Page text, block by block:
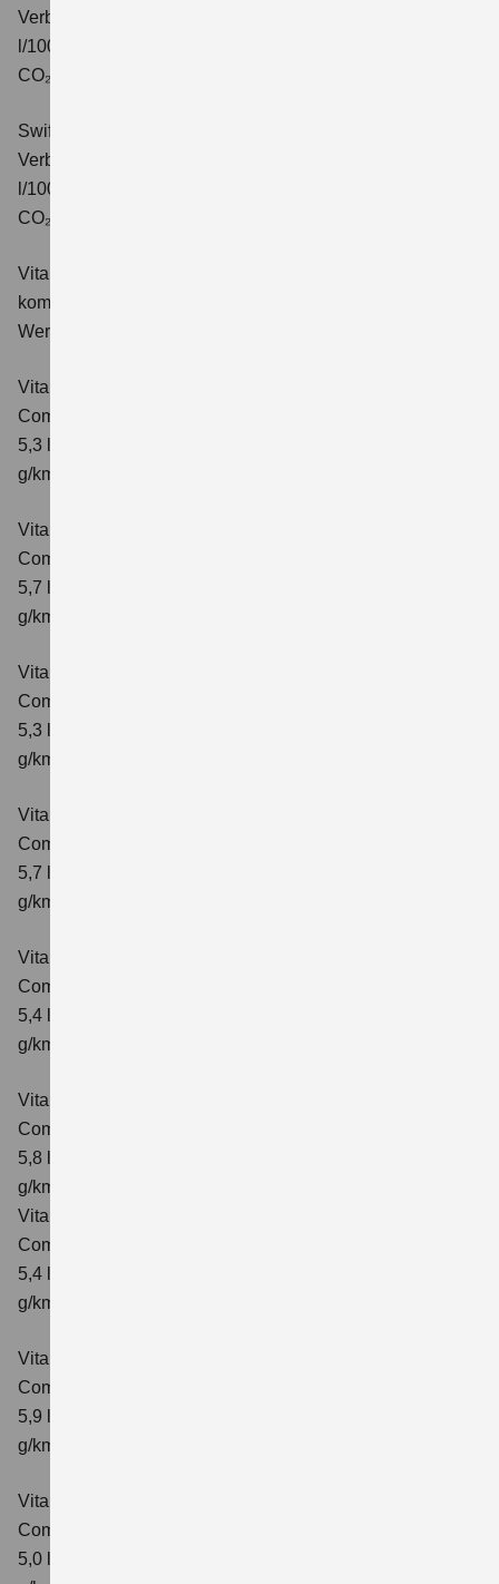
Verbrauchswerte: kombinierter Energieverbrauch 4,7
l/100km; kombinierter Wert der CO₂-Emission: 106 g/km;
CO₂-Klasse: C.
Swift 1.2 DUALJET HYBRID ALLGRIP Comfort+
Verbrauchswerte: kombinierter Energieverbrauch 4,9
l/100km; kombinierter Wert der CO₂-Emission: 110 g/km;
CO₂-Klasse: C.
Vitara 1.4 BOOSTERJET HYBRID Club
kombinierter Energieverbrauch 5,3 l/100km; kombinierter
Wert der CO₂-Emission: 119 g/km; CO₂-Klasse: D
Vitara 1.4 BOOSTERJET HYBRID
Comfort
5,3 l/100km; kombinierter Wert der CO₂-Emission: 119
g/km; CO₂-Klasse: D
Vitara 1.4 BOOSTERJET HYBRID AT
Comfort
5,7 l/100 km; kombinierter Wert der CO₂-Emission: 129
g/km; CO₂-Klasse: D
Vitara 1.4 BOOSTERJET HYBRID
Comfort+
5,3 l/100km; kombinierter Wert der CO₂-Emission: 120
g/km; CO₂-Klasse: D
Vitara 1.4 BOOSTERJET HYBRID AT
Comfort+
5,7 l/100km; kombinierter Wert der CO₂-Emission: 130
g/km; CO₂-Klasse: D
Vitara 1.4 BOOSTERJET HYBRID ALLGRIP
Comfort
5,4 l/100km; kombinierter Wert der CO₂-Emission: 129
g/km; CO₂-Klasse: D
Vitara 1.4 BOOSTERJET HYBRID ALLGRIP AT
Comfort
5,8 l/100 km; kombinierter Wert der CO₂-Emission: 137
g/km; CO₂-Klasse: E
Vitara 1.4 BOOSTERJET HYBRID ALLGRIP
Comfort+ Verbrauchswerte: kombinierter Energieverbrauch
5,4 l/100km; kombinierter Wert der CO₂-Emission: 129
g/km; CO₂-Klasse: D
Vitara 1.4 BOOSTERJET HYBRID ALLGRIP AT
Comfort+
5,9 l/100 km; kombinierter Wert der CO₂-Emission: 138
g/km; CO₂-Klasse: E
Vitara 1.5 DUALJET HYBRID AGS
Comfort
5,0 l/100km; kombinierter Wert der CO₂-Emission: 113